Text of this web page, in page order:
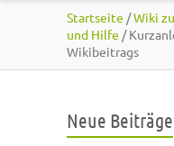
Startseite /Wiki
und Hilfe /
Wikibeitrags
Neue Beiträge